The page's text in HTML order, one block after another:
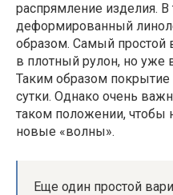
распрямление изделия. В
деформированный
образом. Самый простой
в плотный рулон, но уже
Таким образом
сутки. Однако очень
таком положении, чтобы
новые «волны».
Еще один простой